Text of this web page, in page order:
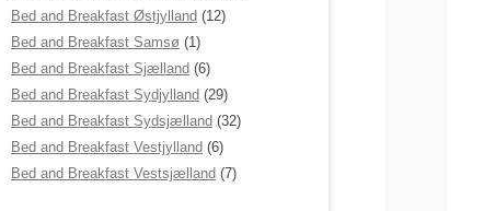
Bed and Breakfast Østjylland (12)
Bed and Breakfast Samsø (1)
Bed and Breakfast Sjælland (6)
Bed and Breakfast Sydjylland (29)
Bed and Breakfast Sydsjælland (32)
Bed and Breakfast Vestjylland (6)
Bed and Breakfast Vestsjælland (7)